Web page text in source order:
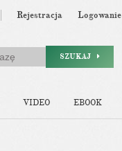
Rejestracja Logowanie
SZUKAJ
VIDEO EBOOK